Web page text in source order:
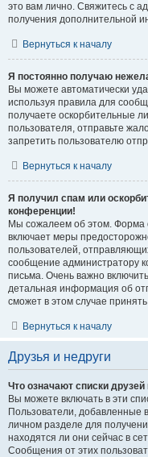
это вам лично. Свяжитесь с
получения дополнительной
Вернуться к началу
Я постоянно получаю
Вы можете автоматически
используя правила для
получаете оскорбительные
пользователя, отправьте
запретить пользователю
Вернуться к началу
Я получил спам или
конференции!
Мы сожалеем об этом. Форма
включает меры
пользователей,
сообщение администратору
письма. Очень важно
детальная информация об
сможет в этом случае
Вернуться к началу
Друзья и недруги
Что означают списки друзей
Вы можете включать в эти
Пользователи, добавленные
личном разделе для
находятся ли они сейчас в
Сообщения от этих